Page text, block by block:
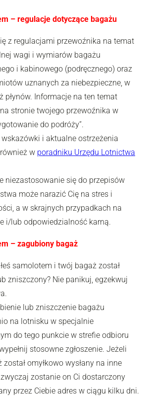
– regulacje dotyczące bagażu
z regulacjami przewoźnika na temat
wagi i wymiarów bagażu
i kabinowego (podręcznego) oraz
uznanych za niebezpieczne, w
płynów. Informacje na ten temat
stronie twojego przewoźnika w
do podróży”.
i aktualne ostrzeżenia
w poradniku Urzędu Lotnictwa
niezastosowanie się do przepisów
może narazić Cię na stres i
a w skrajnych przypadkach na
i/lub odpowiedzialność karną.
– zagubiony bagaż
samolotem i twój bagaż został
zniszczony? Nie panikuj, egzekwuj
lub zniszczenie bagażu
na lotnisku w specjalnie
do tego punkcie w strefie odbioru
stosowne zgłoszenie. Jeżeli
omyłkowo wysłany na inne
zostanie on Ci dostarczony
przez Ciebie adres w ciągu kilku dni.